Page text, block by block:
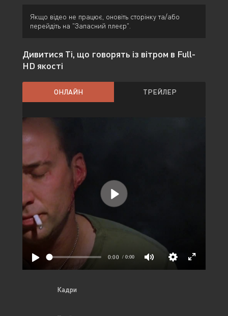
Якщо відео не працює, оновіть сторінку та/або
перейдіть на "Запасний плеєр".
Дивитися Ті, що говорять із вітром в Full-
HD якості
ОНЛАЙН ТРЕЙЛЕР
Кадри